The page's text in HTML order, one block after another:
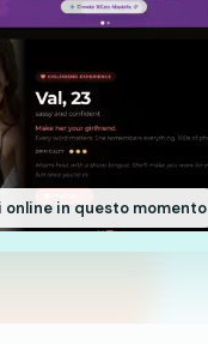
in questo momento